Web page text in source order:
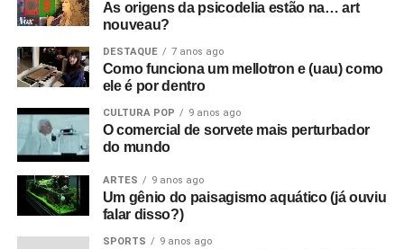
As origens da psicodelia estão na… art
nouveau?
DESTAQUE 7 anos ago
Como funciona um mellotron e (uau) como
ele é por dentro
CULTURA POP 9 anos ago
O comercial de sorvete mais perturbador
do mundo
ARTES 9 anos ago
Um gênio do paisagismo aquático (já ouviu
falar disso?)
SPORTS 9 anos ago